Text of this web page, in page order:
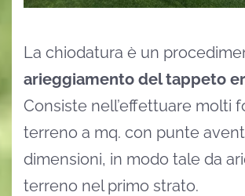
La chiodatura è un
arieggiamento del tappeto
Consiste nell’effettuare molti
terreno a mq. con punte
dimensioni, in modo tale da
terreno nel primo strato.